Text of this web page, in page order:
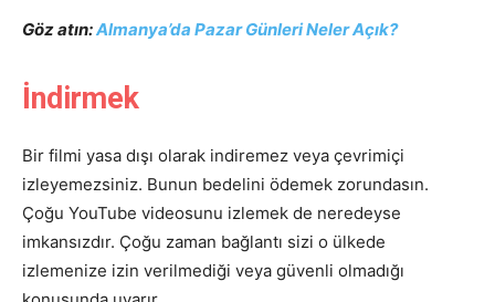
Göz atın:Almanya’da Pazar Günleri Neler Açık?
İndirmek
Bir filmi yasa dışı olarak indiremez veya çevrimiçi
izleyemezsiniz. Bunun bedelini ödemek zorundasın.
Çoğu YouTube videosunu izlemek de neredeyse
imkansızdır. Çoğu zaman bağlantı sizi o ülkede
izlemenize izin verilmediği veya güvenli olmadığı